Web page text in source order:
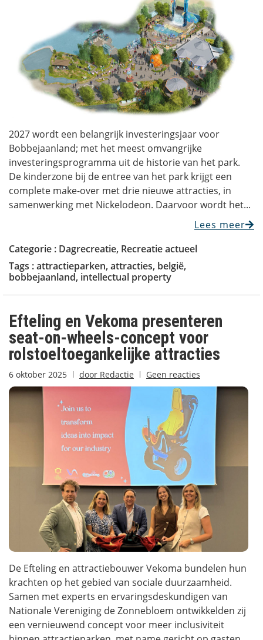
2027 wordt een belangrijk investeringsjaar voor
Bobbejaanland; met het meest omvangrijke
investeringsprogramma uit de historie van het park.
De kinderzone bij de entree van het park krijgt een
complete make-over met drie nieuwe attracties, in
samenwerking met Nickelodeon. Daarvoor wordt het...
Lees meer
Categorie : Dagrecreatie, Recreatie actueel
Tags :attractieparken, attracties, belgië,
bobbejaanland, intellectual property
Efteling en Vekoma presenteren
seat-on-wheels-concept voor
rolstoeltoegankelijke attracties
6 oktober 2025 door Redactie Geen reacties
De Efteling en attractiebouwer Vekoma bundelen hun
krachten op het gebied van sociale duurzaamheid.
Samen met experts en ervaringsdeskundigen van
Nationale Vereniging de Zonnebloem ontwikkelden zij
een vernieuwend concept voor meer inclusiviteit